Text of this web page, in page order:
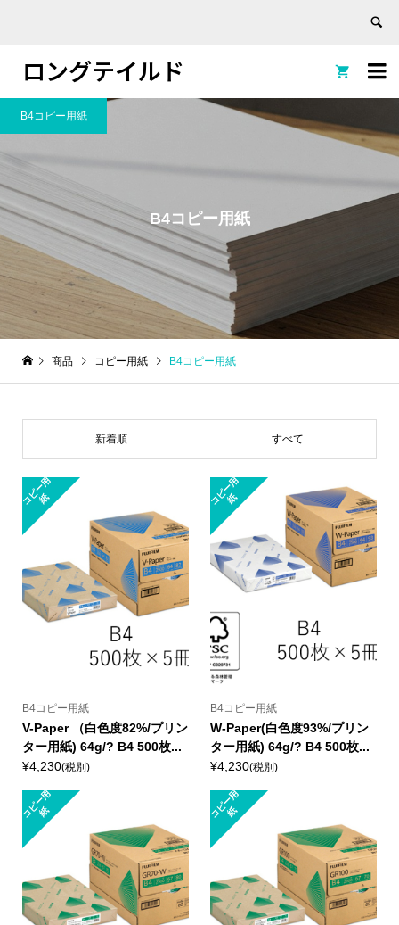

ロングテイルド 
B4コピー用紙
B4コピー用紙
商品 コピー用紙 B4コピー用紙
新着順 すべて
コ
ピ
ー
用
紙
B4コピー用紙
V-Paper （白色度82%/プリン
ター用紙) 64g/? B4 500枚...
¥4,230(税別)
コ
ピ
ー
用
紙
B4コピー用紙
W-Paper(白色度93%/プリン
ター用紙) 64g/? B4 500枚...
¥4,230(税別)
コ
ピ
ー
用
紙 コ
ピ
ー
用
紙